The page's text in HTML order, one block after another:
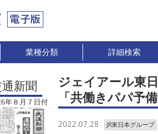
業種分類 詳細検索
新聞
年８月７日付
ジェイアール東
「共働きパパ予
2022.07.28 JR東日本グループ